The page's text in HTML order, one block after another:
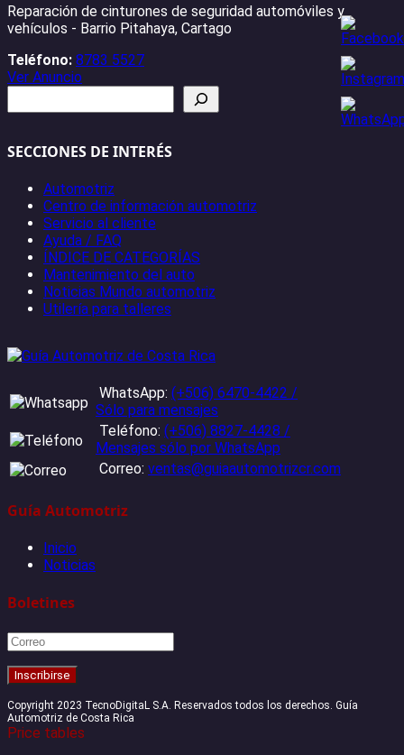
Reparación de cinturones de seguridad automóviles y
vehículos - Barrio Pitahaya, Cartago
Teléfono: 8783 5527
Ver Anuncio
SECCIONES DE INTERÉS
Automotriz
Centro de información automotriz
Servicio al cliente
Ayuda / FAQ
ÍNDICE DE CATEGORÍAS
Mantenimiento del auto
Noticias Mundo automotriz
Utilería para talleres
WhatsApp: (+506) 6470-4422 /
Sólo para mensajes
Teléfono: (+506) 8827-4428 /
Mensajes sólo por WhatsApp
Correo: ventas@guiaautomotrizcr.com
Guía Automotriz
Inicio
Noticias
Boletines
Copyright 2023 TecnoDigitaL S.A. Reservados todos los derechos. Guía
Automotriz de Costa Rica
Price tables